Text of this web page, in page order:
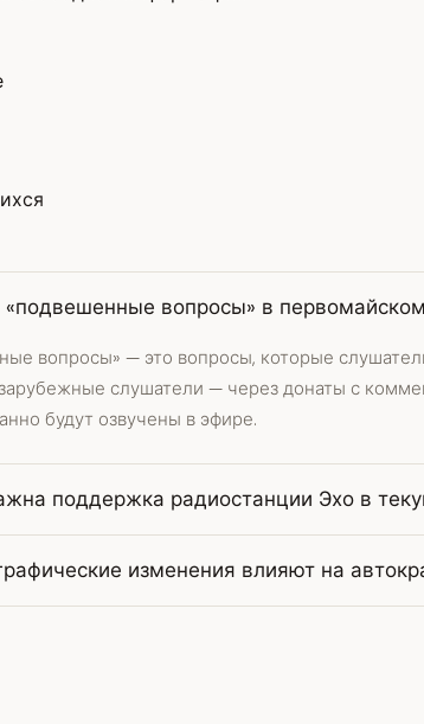
«подвешенные вопросы» в
вопросы» — это вопросы, которые
слушатели — через донаты с
будут озвучены в эфире.
поддержка радиостанции Эхо в
изменения влияют на